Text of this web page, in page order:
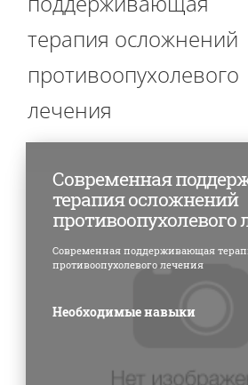
терапия осложнений
противоопухолевого
лечения
Современная
терапия осложнений
противоопухолевого
Современная поддерживающая
противоопухолевого лечения
Необходимые навыки